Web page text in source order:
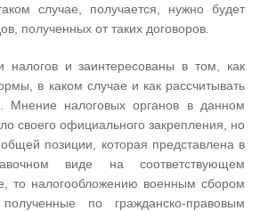
случае, получается, нужно будет
полученных от таких договоров.
налогов и заинтересованы в том, как
в каком случае и как рассчитывать
Мнение налоговых органов в данном
своего официального закрепления, но
позиции, которая представлена в
виде на соответствующем
то налогообложению военным сбором
по гражданско-правовым